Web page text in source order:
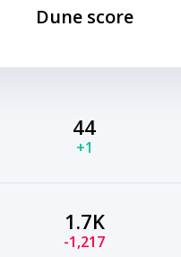
Dune score
44
+1
1.7K
-1,217